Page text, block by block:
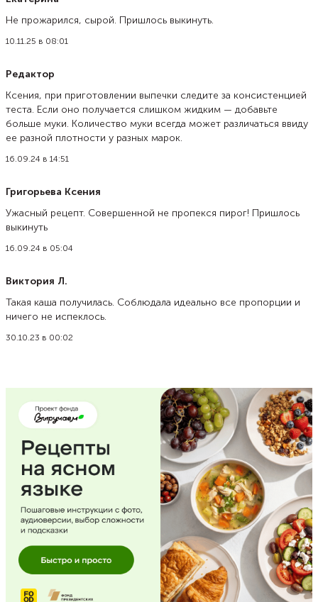
Не прожарился, сырой. Пришлось выкинуть.
10.11.25 в 08:01
Редактор
Ксения, при приготовлении выпечки следите за консистенцией
теста. Если оно получается слишком жидким — добавьте
больше муки. Количество муки всегда может различаться ввиду
ее разной плотности у разных марок.
16.09.24 в 14:51
Григорьева Ксения
Ужасный рецепт. Совершенной не пропекся пирог! Пришлось
выкинуть
16.09.24 в 05:04
Виктория Л.
Такая каша получилась. Соблюдала идеально все пропорции и
ничего не испеклось.
30.10.23 в 00:02